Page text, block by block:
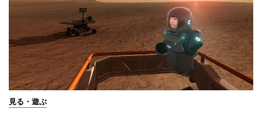
見る・遊ぶ